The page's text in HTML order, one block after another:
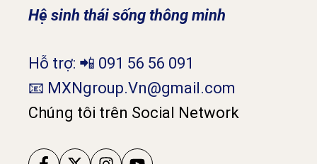
Hệ sinh thái sống thông minh
Hỗ trợ: 📲 091 56 56 091
📧 MXNgroup.Vn@gmail.com
Chúng tôi trên Social Network